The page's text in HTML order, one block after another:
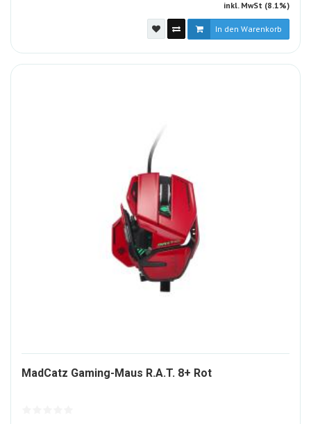
inkl. MwSt (8.1%)
In den Warenkorb
MadCatz Gaming-Maus R.A.T. 8+ Rot2085585-